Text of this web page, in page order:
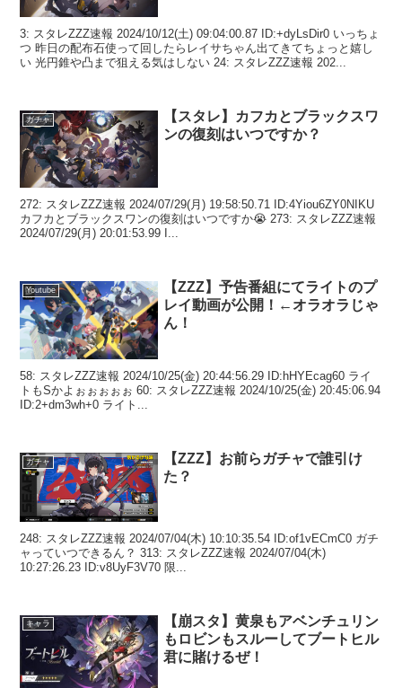
3: スタレZZZ速報 2024/10/12(土) 09:04:00.87 ID:+dyLsDir0 いっちょ
つ 昨日の配布石使って回したらレイサちゃん出てきてちょっと嬉し
い 光円錐や凸まで狙える気はしない 24: スタレZZZ速報 202...
ガチャ
【スタレ】カフカとブラックスワ
ンの復刻はいつですか？
272: スタレZZZ速報 2024/07/29(月) 19:58:50.71 ID:4Yiou6ZY0NIKU
カフカとブラックスワンの復刻はいつですか😭 273: スタレZZZ速報
2024/07/29(月) 20:01:53.99 I...
Youtube
【ZZZ】予告番組にてライトのプ
レイ動画が公開！←オラオラじゃ
ん！
58: スタレZZZ速報 2024/10/25(金) 20:44:56.29 ID:hHYEcag60 ライ
トもSかよぉぉぉぉぉ 60: スタレZZZ速報 2024/10/25(金) 20:45:06.94
ID:2+dm3wh+0 ライト...
ガチャ
【ZZZ】お前らガチャで誰引け
た？
248: スタレZZZ速報 2024/07/04(木) 10:10:35.54 ID:of1vECmC0 ガチ
ャっていつできるん？ 313: スタレZZZ速報 2024/07/04(木)
10:27:26.23 ID:v8UyF3V70 限...
キャラ
【崩スタ】黄泉もアベンチュリン
もロビンもスルーしてブートヒル
君に賭けるぜ！